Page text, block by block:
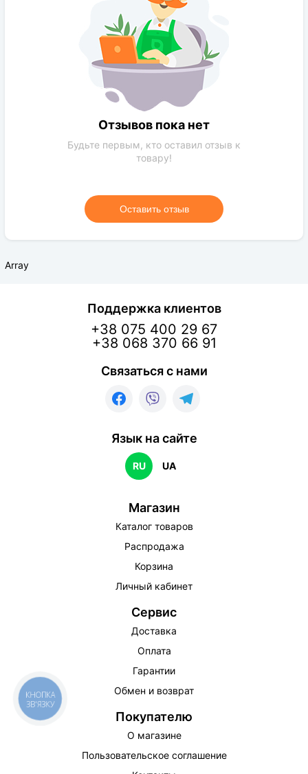
Отзывов пока нет
Будьте первым, кто оставил отзыв к
товару!
Оставить отзыв
Array
Поддержка клиентов
+38 075 400 29 67
+38 068 370 66 91
Связаться с нами
Язык на сайте
RU UA
Магазин
Каталог товаров
Распродажа
Корзина
Личный кабинет
Сервис
Доставка
Оплата
Гарантии
Обмен и возврат
Покупателю
О магазине
Пользовательское соглашение
КНОПКА
ЗВ'ЯЗКУ